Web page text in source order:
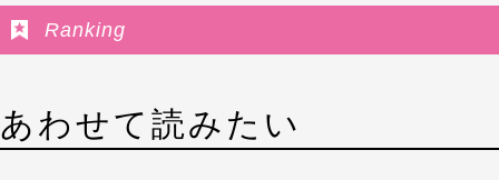
Ranking
あわせて読みたい